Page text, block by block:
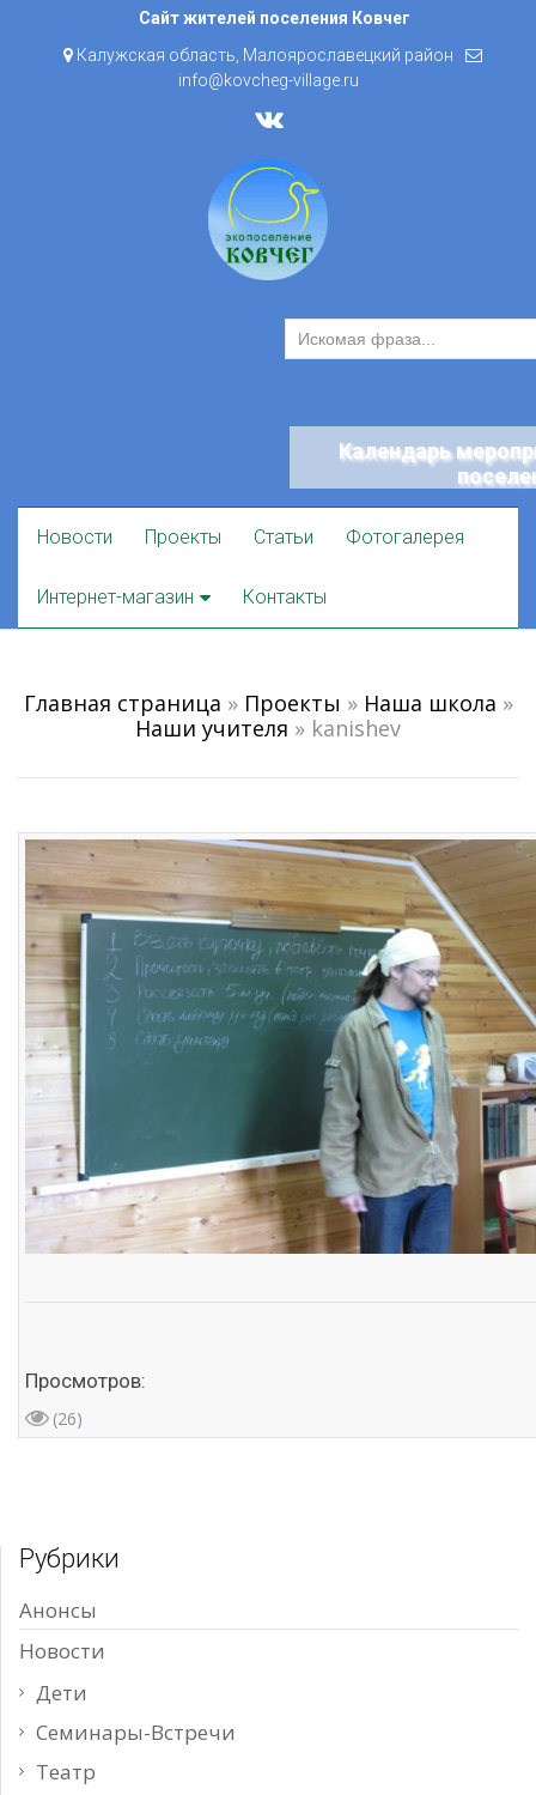
Skip
content
Сайт жителей поселения Ковчег
Калужская область, Малоярославецкий район
info@kovcheg-village.ru
Календарь
Новости Проекты Статьи Фотогалерея
Интернет-магазин Контакты
Главная страница » Проекты » Наша школа »
Наши учителя » kanishev
Просмотров:
(26)
Рубрики
Анонсы
Новости
Дети
Семинары-Встречи
Театр